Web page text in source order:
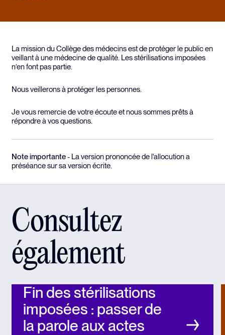
La mission du Collège des médecins est de protéger le public en
veillant à une médecine de qualité. Les stérilisations imposées
n’en font pas partie.
Nous veillerons à protéger les personnes.
Je vous remercie de votre écoute et nous sommes prêts à
répondre à vos questions.
Note importante- La version prononcée de l'allocution a
préséance sur sa version écrite.
Consultez
également
Fin des stérilisations
imposées : passer de
la parole aux actes